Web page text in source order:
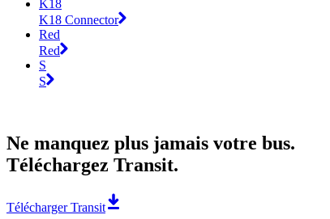
K18
K18 Connector
Red
Red
S
S
Ne manquez plus jamais votre bus.
Téléchargez Transit.
Télécharger Transit